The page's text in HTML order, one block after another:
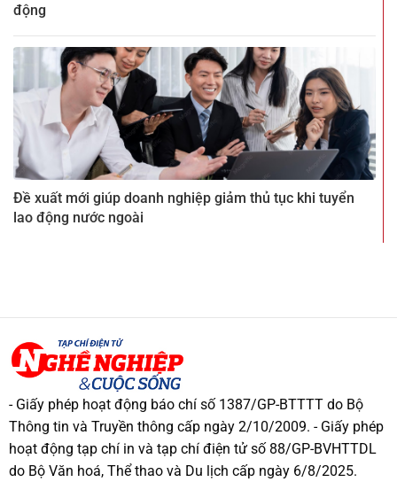
động
Đề xuất mới giúp doanh nghiệp giảm thủ tục khi tuyển
lao động nước ngoài
- Giấy phép hoạt động báo chí số 1387/GP-BTTTT do Bộ
Thông tin và Truyền thông cấp ngày 2/10/2009. - Giấy phép
hoạt động tạp chí in và tạp chí điện tử số 88/GP-BVHTTDL
do Bộ Văn hoá, Thể thao và Du lịch cấp ngày 6/8/2025.